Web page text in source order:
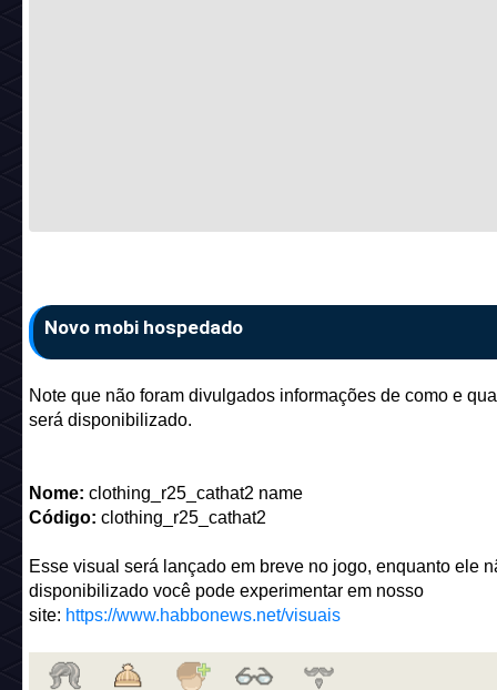
Novo mobi hospedado
Note que não foram divulgados informações de como e
será disponibilizado.
Nome: clothing_r25_cathat2 name
Código: clothing_r25_cathat2
Esse visual será lançado em breve no jogo, enquanto ele
disponibilizado você pode experimentar em nosso
site: https://www.habbonews.net/visuais